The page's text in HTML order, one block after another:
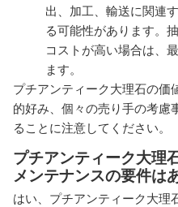
出、加工、輸送に関連
る可能性があります。
コストが高い場合は、
ます。
プチアンティーク大理石の価
的好み、個々の売り手の考慮
ることに注意してください。
プチアンティーク大理
メンテナンスの要件は
はい、プチアンティーク大理